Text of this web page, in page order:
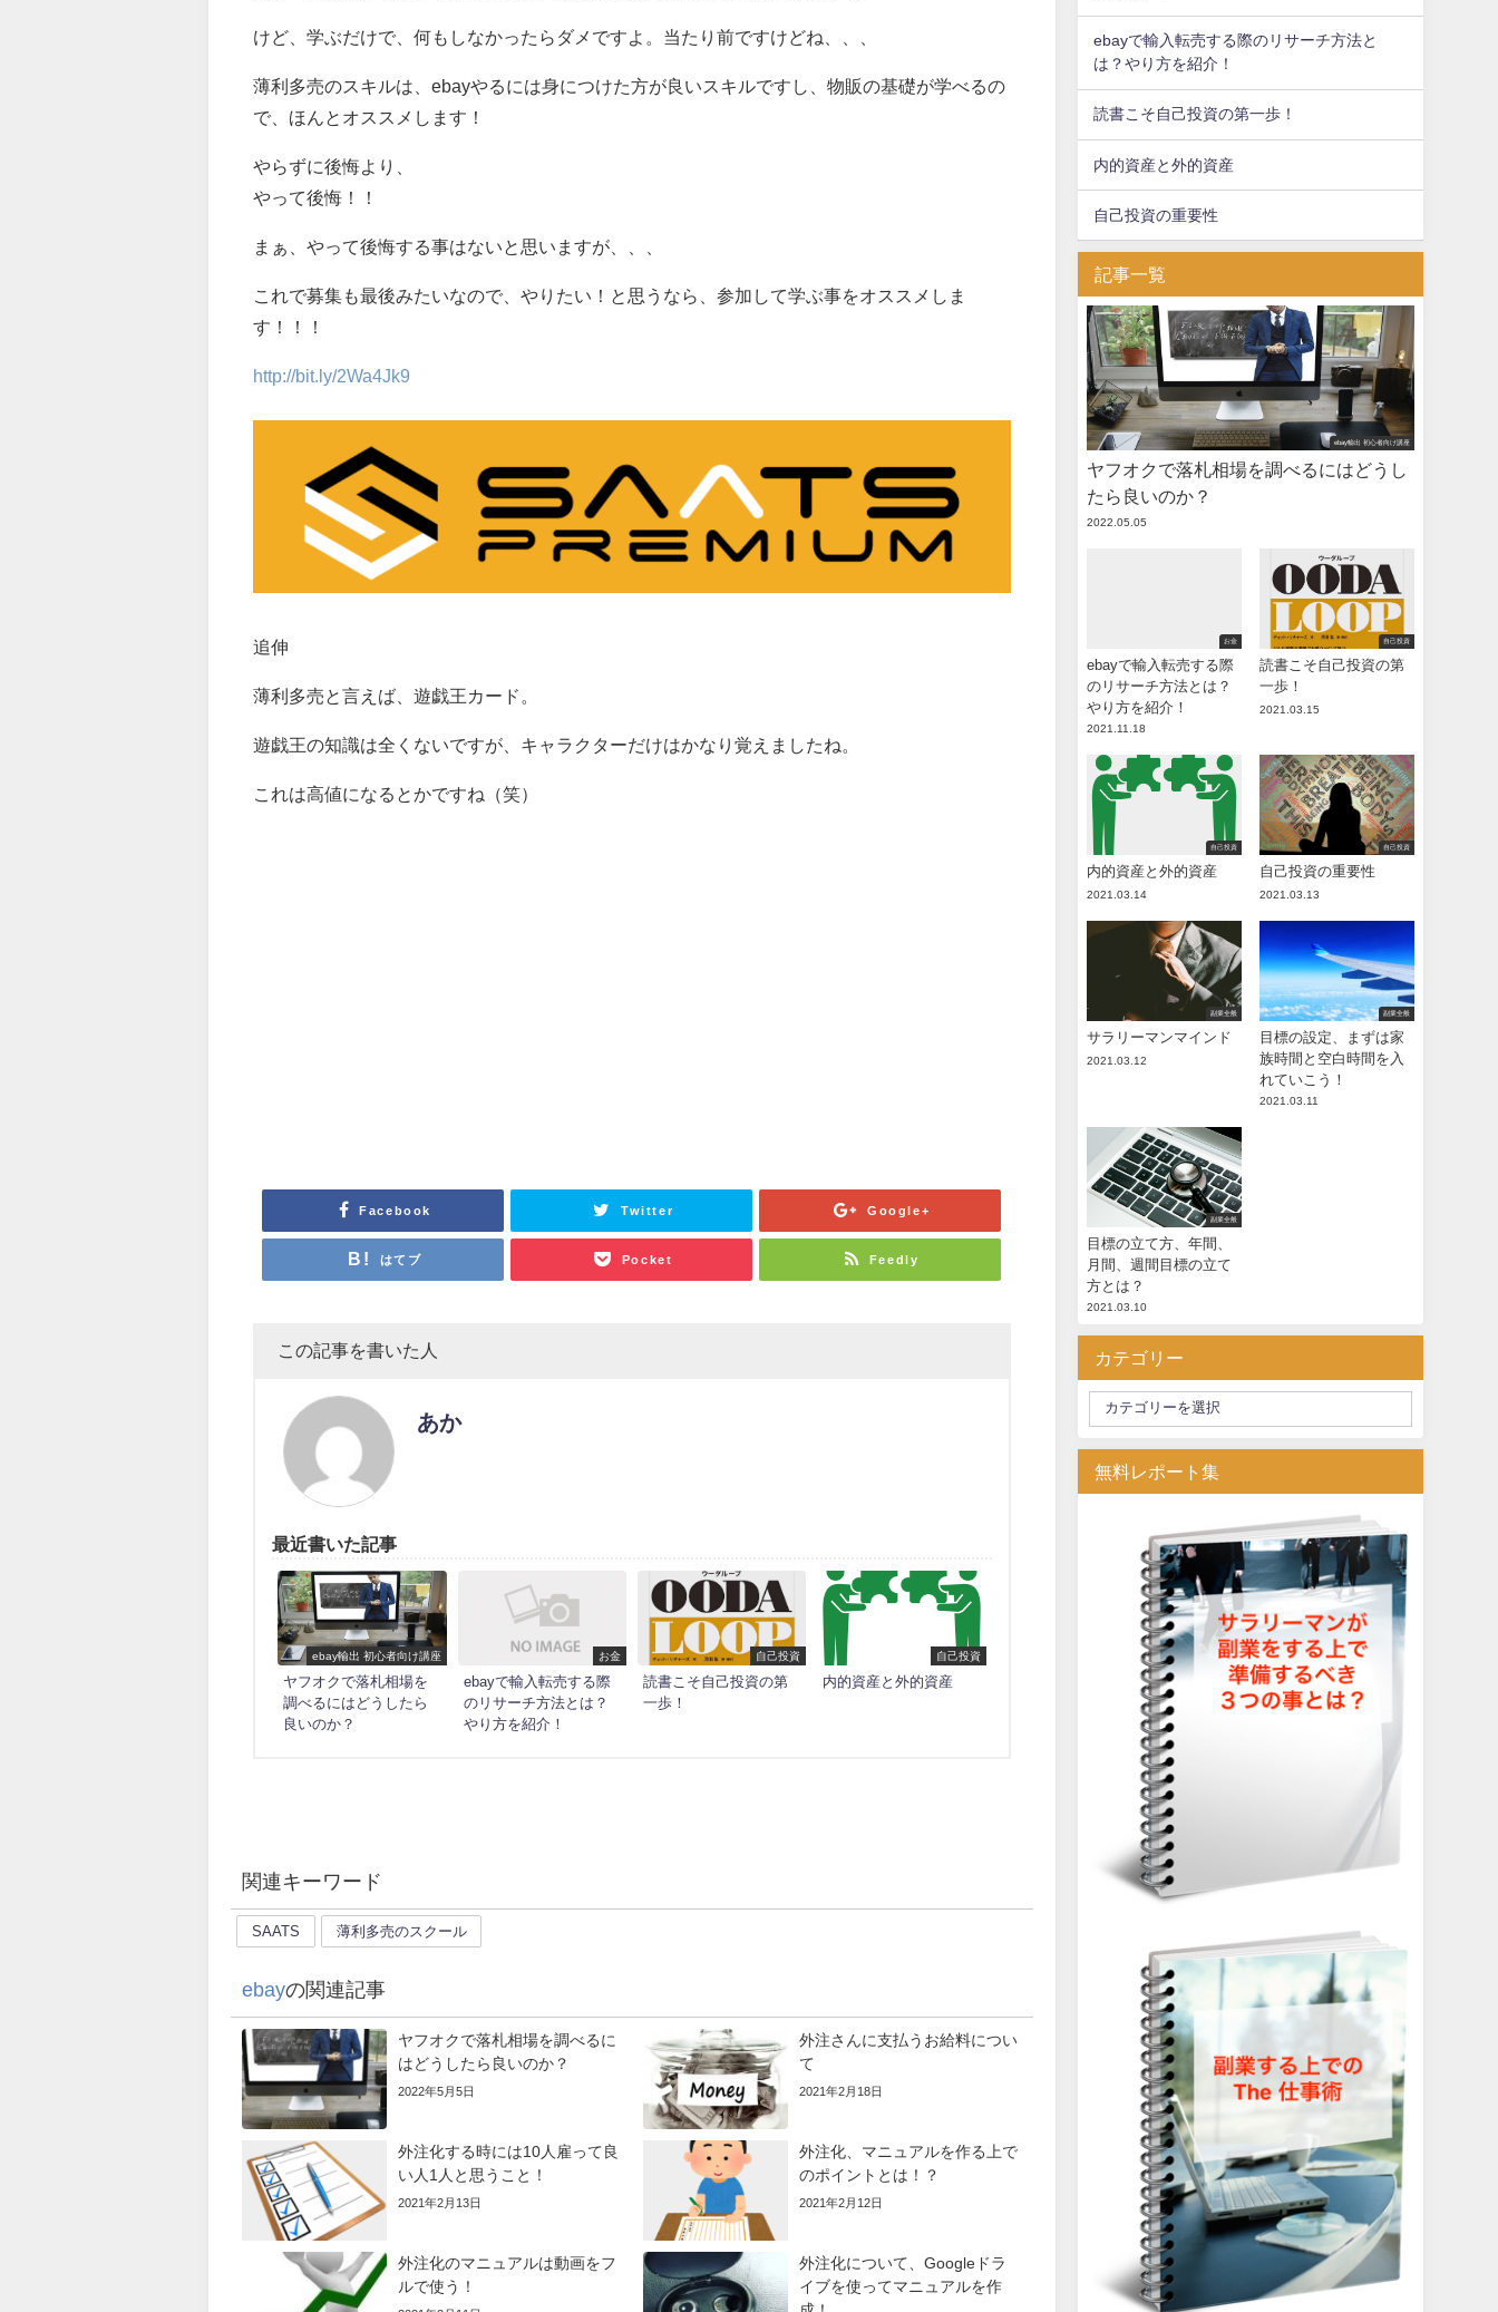
けど、学ぶだけで、何もしなかったらダメですよ。当たり前ですけどね、、、
薄利多売のスキルは、ebayやるには身につけた方が良いスキルですし、物販の基礎が学べるの
で、ほんとオススメします！
やらずに後悔より、
やって後悔！！
まぁ、やって後悔する事はないと思いますが、、、
これで募集も最後みたいなので、やりたい！と思うなら、参加して学ぶ事をオススメしま
す！！！
http://bit.ly/2Wa4Jk9
追伸
薄利多売と言えば、遊戯王カード。
遊戯王の知識は全くないですが、キャラクターだけはかなり覚えましたね。
これは高値になるとかですね（笑）
Facebook Twitter Google+
はてブ Pocket Feedly
この記事を書いた人
あか
最近書いた記事
ebay輸出 初心者向け講座
ヤフオクで落札相場を
調べるにはどうしたら
良いのか？
お金
ebayで輸入転売する際
のリサーチ方法とは？
やり方を紹介！
自己投資
読書こそ自己投資の第
一歩！
自己投資
内的資産と外的資産
関連キーワード
SAATS 薄利多売のスクール
ebayの関連記事
ヤフオクで落札相場を調べるに
はどうしたら良いのか？
2022年5月5日
外注さんに支払うお給料につい
て
2021年2月18日
外注化する時には10人雇って良
い人1人と思うこと！
2021年2月13日
外注化、マニュアルを作る上で
のポイントとは！？
2021年2月12日
外注化のマニュアルは動画をフ
ルで使う！
外注化について、Googleドラ
イブを使ってマニュアルを作
ebayで輸入転売する際のリサーチ方法と
は？やり方を紹介！
読書こそ自己投資の第一歩！
内的資産と外的資産
自己投資の重要性
記事一覧
ebay輸出 初心者向け講座
ヤフオクで落札相場を調べるにはどうし
たら良いのか？
2022.05.05
お金
ebayで輸入転売する際
のリサーチ方法とは？
やり方を紹介！
2021.11.18
自己投資
読書こそ自己投資の第
一歩！
2021.03.15
自己投資
内的資産と外的資産
2021.03.14
自己投資
自己投資の重要性
2021.03.13
副業全般
サラリーマンマインド
2021.03.12
副業全般
目標の設定、まずは家
族時間と空白時間を入
れていこう！
2021.03.11
副業全般
目標の立て方、年間、
月間、週間目標の立て
方とは？
2021.03.10
カテゴリー
無料レポート集